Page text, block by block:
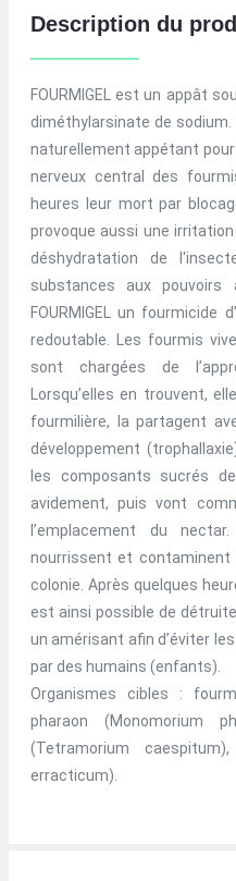
Description du
FOURMIGEL est un appât
diméthylarsinate de
naturellement appétant
nerveux central des
heures leur mort par
provoque aussi une
déshydratation de
substances aux
FOURMIGEL un fourmicide
redoutable. Les fourmis
sont chargées de
Lorsqu’elles en trouvent,
fourmilière, la partagent
développement
les composants sucrés de
avidement, puis vont
l’emplacement du
nourrissent et contaminent
colonie. Après quelques
est ainsi possible de
un amérisant afin d’éviter
par des humains (enfants).
Organismes cibles :
pharaon (Monomorium
(Tetramorium
erracticum).